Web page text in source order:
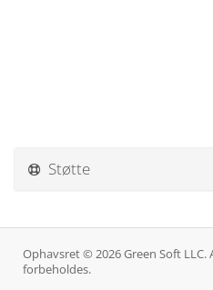
Støtte
Ophavsret © 2026 Green Soft LLC.
forbeholdes.